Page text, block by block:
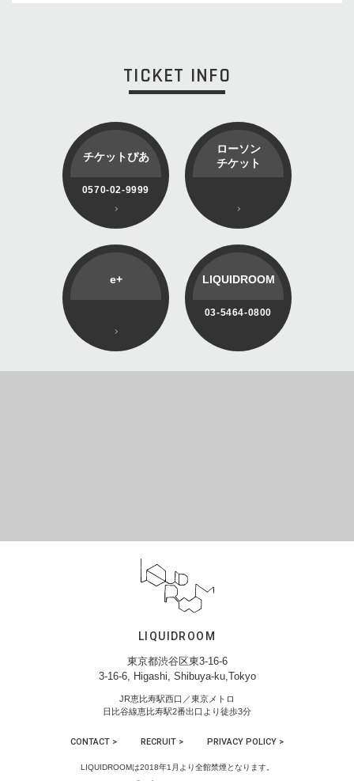
TICKET INFO
チケットぴあ
0570-02-9999
ローソン
チケット
e+ LIQUIDROOM
03-5464-0800
LIQUIDROOM
東京都渋谷区東3-16-6
3-16-6, Higashi, Shibuya-ku,Tokyo
JR恵比寿駅西口／東京メトロ
日比谷線恵比寿駅2番出口より徒歩3分
CONTACT > RECRUIT > PRIVACY POLICY >
LIQUIDROOMは2018年1月より全館禁煙となります。